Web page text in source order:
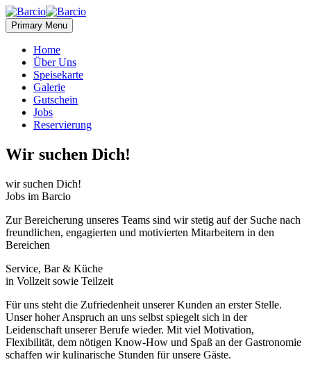
Primary Menu
Home
Über Uns
Speisekarte
Galerie
Gutschein
Jobs
Reservierung
Wir suchen Dich!
wir suchen Dich!
Jobs im Barcio
Zur Bereicherung unseres Teams sind wir stetig auf der Suche nach
freundlichen, engagierten und motivierten Mitarbeitern in den
Bereichen
Service, Bar & Küche
in Vollzeit sowie Teilzeit
Für uns steht die Zufriedenheit unserer Kunden an erster Stelle.
Unser hoher Anspruch an uns selbst spiegelt sich in der
Leidenschaft unserer Berufe wieder. Mit viel Motivation,
Flexibilität, dem nötigen Know-How und Spaß an der Gastronomie
schaffen wir kulinarische Stunden für unsere Gäste.